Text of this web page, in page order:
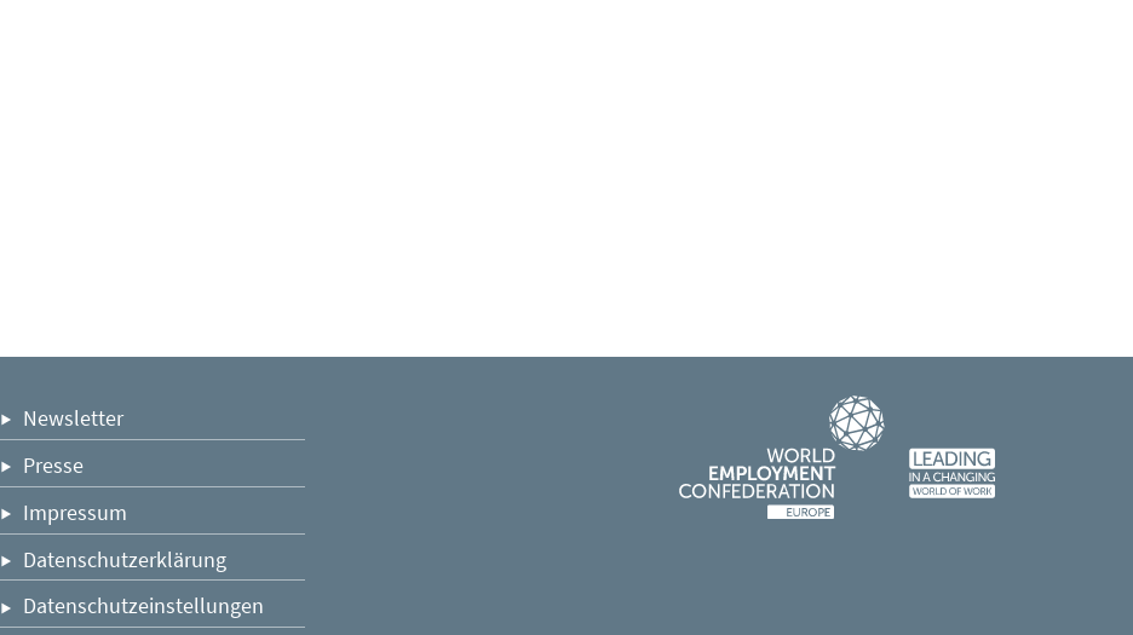
office@steiner-hitech.at
(Öffnet eventuell ein Programm um an den Empfänger eine E-Mail zu schicken)
STEINER-HITECH GmbH
Newsletter
Presse
Impressum
Datenschutzerklärung
Datenschutzeinstellungen